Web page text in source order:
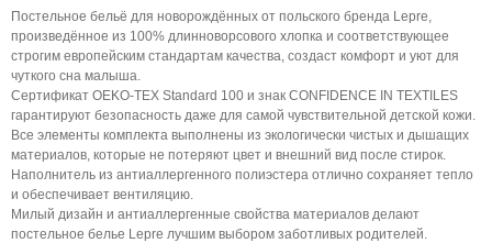
Постельное бельё для новорождённых от польского бренда Lepre,
произведённое из 100% длинноворсового хлопка и соответствующее
строгим европейским стандартам качества, создаст комфорт и уют для
чуткого сна малыша.
Сертификат OEKO‑TEX Standard 100 и знак CONFIDENCE IN TEXTILES
гарантируют безопасность даже для самой чувствительной детской кожи.
Все элементы комплекта выполнены из экологически чистых и дышащих
материалов, которые не потеряют цвет и внешний вид после стирок.
Наполнитель из антиаллергенного полиэстера отлично сохраняет тепло
и обеспечивает вентиляцию.
Милый дизайн и антиаллергенные свойства материалов делают
постельное белье Lepre лучшим выбором заботливых родителей.